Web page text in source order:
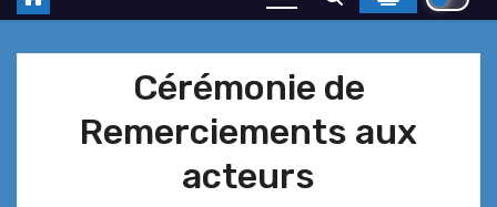
Cérémonie de
Remerciements aux
acteurs